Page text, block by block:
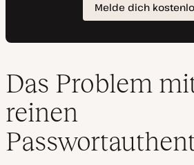
Das Problem
reinen